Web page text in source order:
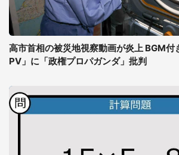
高市首相の被災地視察動画が炎上 BGM付
PV」に「政権プロパガンダ」批判